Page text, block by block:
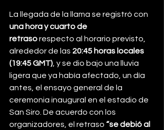
La llegada de la llama se registró con
una hora y cuarto de
retraso respecto al horario previsto,
alrededor de las 20:45 horas locales
(19:45 GMT) , y se dio bajo una lluvia
ligera que ya había afectado, un día
antes, el ensayo general de la
ceremonia inaugural en el estadio de
San Siro. De acuerdo con los
organizadores, el retraso “se debió al